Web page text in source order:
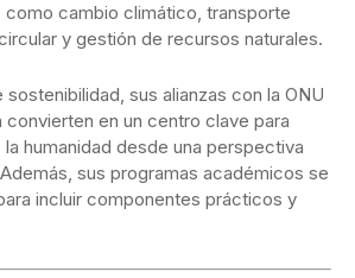
como cambio climático, transporte
y gestión de recursos naturales.
sus alianzas con la ONU
convierten en un centro clave para
humanidad desde una perspectiva
sus programas académicos se
incluir componentes prácticos y